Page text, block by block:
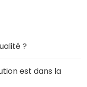
?
est dans la